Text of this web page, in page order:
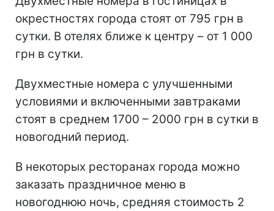
окрестностях города стоят от 795 грн в
сутки. В отелях ближе к центру – от 1 000
грн в сутки.
Двухместные номера с улучшенными
условиями и включенными завтраками
стоят в среднем 1700 – 2000 грн в сутки в
новогодний период.
В некоторых ресторанах города можно
заказать праздничное меню в
новогоднюю ночь, средняя стоимость 2